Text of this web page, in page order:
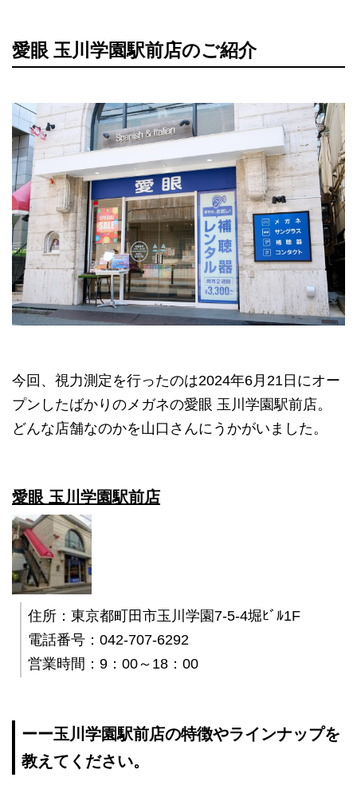
愛眼 玉川学園駅前店のご紹介
今回、視力測定を行ったのは2024年6月21日にオー
プンしたばかりのメガネの愛眼 玉川学園駅前店。
どんな店舗なのかを山口さんにうかがいました。
愛眼 玉川学園駅前店
住所：東京都町田市玉川学園7-5-4堀ﾋﾞﾙ1F
電話番号：042-707-6292
営業時間：9：00～18：00
ーー玉川学園駅前店の特徴やラインナップを
教えてください。